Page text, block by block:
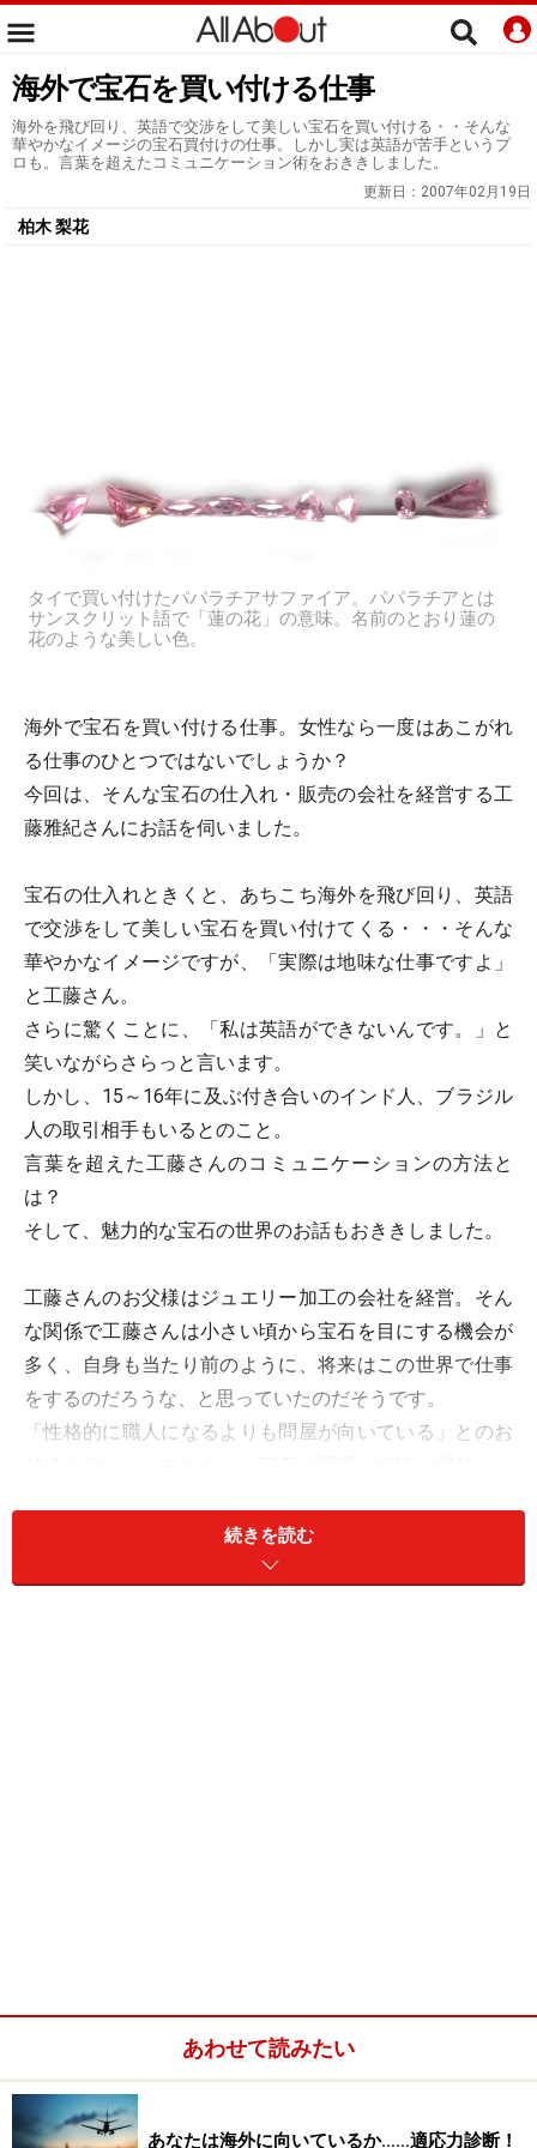
海外で宝石を買い付ける仕事
海外を飛び回り、英語で交渉をして美しい宝石を買い付ける・・そんな
華やかなイメージの宝石買付けの仕事。しかし実は英語が苦手というプ
ロも。言葉を超えたコミュニケーション術をおききしました。
更新日： 2007年02月19日
柏木 梨花
タイで買い付けたパパラチアサファイア。パパラチアとは
サンスクリット語で「蓮の花」の意味。名前のとおり蓮の
花のような美しい色。
海外で宝石を買い付ける仕事。女性なら一度はあこがれ
る仕事のひとつではないでしょうか？
今回は、そんな宝石の仕入れ・販売の会社を経営する工
藤雅紀さんにお話を伺いました。
宝石の仕入れときくと、あちこち海外を飛び回り、英語
で交渉をして美しい宝石を買い付けてくる・・・そんな
華やかなイメージですが、「実際は地味な仕事ですよ」
と工藤さん。
さらに驚くことに、「私は英語ができないんです。」と
笑いながらさらっと言います。
しかし、15～16年に及ぶ付き合いのインド人、ブラジル
人の取引相手もいるとのこと。
言葉を超えた工藤さんのコミュニケーションの方法と
は？
そして、魅力的な宝石の世界のお話もおききしました。
工藤さんのお父様はジュエリー加工の会社を経営。そん
な関係で工藤さんは小さい頃から宝石を目にする機会が
多く、自身も当たり前のように、将来はこの世界で仕事
をするのだろうな、と思っていたのだそうです。
「性格的に職人になるよりも問屋が向いている」とのお
そして29歳という若さで独立。現在は、社長として仕入
れ販売、そして直営のお店も経営されています。
次のページへ
続きを読む
あわせて読みたい
あなたは海外に向いているか……適応力診断！